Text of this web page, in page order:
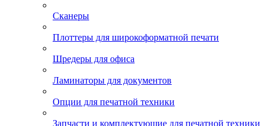
Сканеры
Плоттеры для широкоформатной печати
Шредеры для офиса
Ламинаторы для документов
Опции для печатной техники
Запчасти и комплектующие для печатной техники